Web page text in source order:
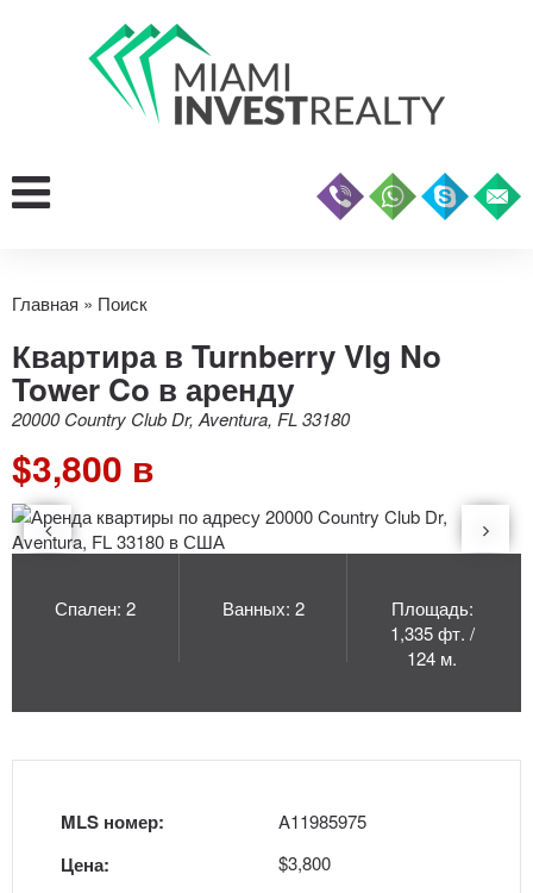
Главная » Поиск
Квартира в Turnberry Vlg No
Tower Co в аренду
20000 Country Club Dr, Aventura, FL 33180
$3,800 в
Спален: 2 Ванных: 2
Площадь:
1,335 фт. /
124 м.
MLS номер:
Цена:
A11985975
$3,800